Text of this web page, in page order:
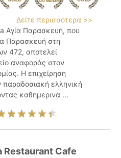
Δείτε περισσότερα >>
Αγία Παρασκευή, που
Παρασκευή στη
472, αποτελεί
αναφοράς στον
Η επιχείρηση
παραδοσιακή ελληνική
καθημερινά ...
Cafe